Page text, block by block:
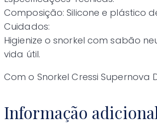
Composição: Silicone e plástico
Cuidados:
Higienize o snorkel com sabão
vida útil.
Com o Snorkel Cressi
Informação